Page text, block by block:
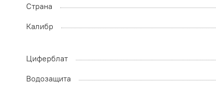
Страна
Калибр
Циферблат
Водозащита